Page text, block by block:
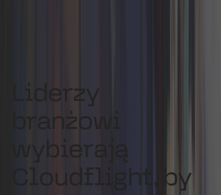
Liderzy
branżowi
wybierają
Cloudflight , by